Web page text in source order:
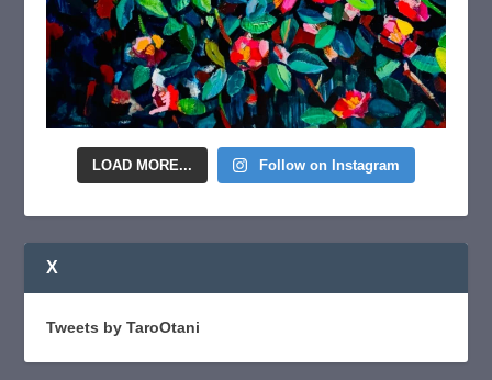
LOAD MORE... Follow on Instagram
X
Tweets by TaroOtani